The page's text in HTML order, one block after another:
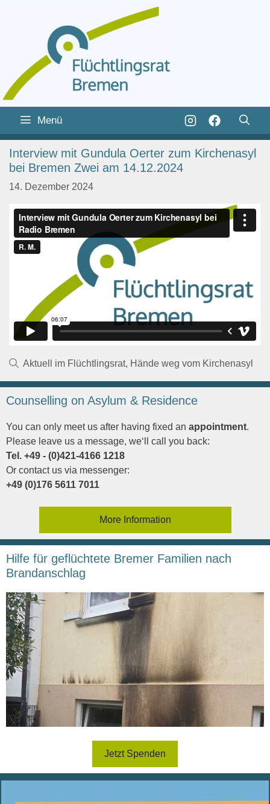
Zum
Inhalt
springen
springen
Menü
Interview mit Gundula Oerter zum Kirchenasyl
bei Bremen Zwei am 14.12.2024
14. Dezember 2024
Kategorien
Aktuell im Flüchtlingsrat, Hände weg vom Kirchenasyl
Counselling on Asylum & Residence
You can only meet us after having fixed an appointment.
Please leave us a message, we‘ll call you back:
Tel. +49 - (0)421-4166 1218
Or contact us via messenger:
+49 (0)176 5611 7011
More Information
Hilfe für geflüchtete Bremer Familien nach
Brandanschlag
Jetzt Spenden